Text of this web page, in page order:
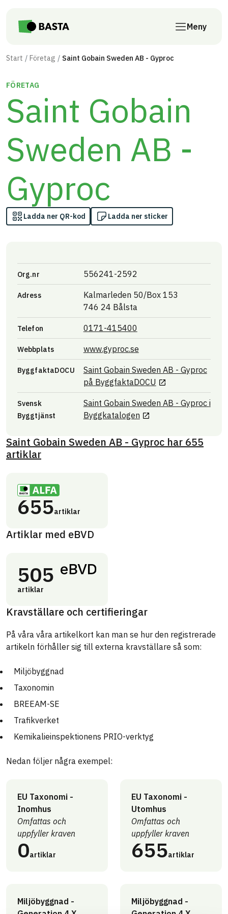
Meny
Start Företag Saint Gobain Sweden AB - Gyproc
FÖRETAG
Saint Gobain
Sweden AB -
Gyproc
Ladda ner QR-kod Ladda ner sticker
Org.nr 556241-2592
Adress
Kalmarleden 50/Box 153
746 24 Bålsta
Telefon 0171-415400
Webbplats www.gyproc.seLänk till annan
ByggfaktaDOCU
Saint Gobain Sweden AB - Gyproc
på ByggfaktaDOCULänk till annan
Svensk
Byggtjänst
Saint Gobain Sweden AB - Gyproc i
ByggkatalogenLänk till annan
Saint Gobain Sweden AB - Gyproc har 655
artiklar
655artiklar
Artiklar med eBVD
505
artiklar
Kravställare och certifieringar
På våra våra artikelkort kan man se hur den registrerade
artikeln förhåller sig till externa kravställare så som:
Miljöbyggnad
Taxonomin
BREEAM-SE
Trafikverket
Kemikalieinspektionens PRIO-verktyg
Nedan följer några exempel:
EU Taxonomi -
Inomhus
Omfattas och
uppfyller kraven
0artiklar
EU Taxonomi -
Utomhus
Omfattas och
uppfyller kraven
655artiklar
Miljöbyggnad -
Miljöbyggnad -